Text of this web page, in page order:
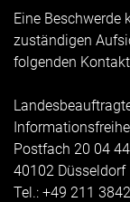
Eine Beschwerde
zuständigen
folgenden
Postfach 20 04 44
40102 Düsseldorf
Tel.: +49 211